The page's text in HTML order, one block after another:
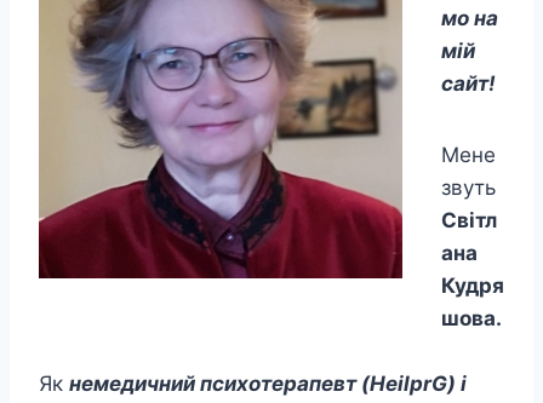
мо на
мій
сайт!
Мене
звуть
Світл
ана
Кудря
шова.
Як немедичний психотерапевт (HeilprG) і